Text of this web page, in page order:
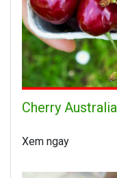
Cherry Australia
Xem ngay